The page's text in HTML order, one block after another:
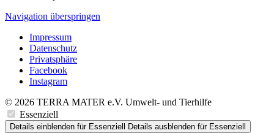
Navigation überspringen
Impressum
Datenschutz
Privatsphäre
Facebook
Instagram
© 2026 TERRA MATER e.V. Umwelt- und Tierhilfe
Essenziell
Details einblenden für Essenziell Details ausblenden für Essenziell